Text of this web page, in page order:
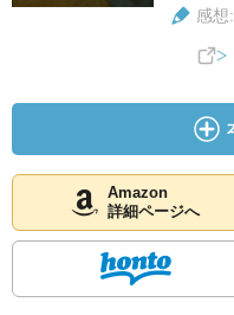
感想:
Amazon
詳細ページへ